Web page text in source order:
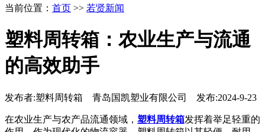
当前位置： 首页 >> 若贤新闻
塑料周转箱：农业生产与流通
的高效助手
发布者:塑料周转箱 青岛国凯塑业有限公司 发布:2024-9-23
在农业生产与农产品流通领域， 塑料周转箱发挥着举足轻重的